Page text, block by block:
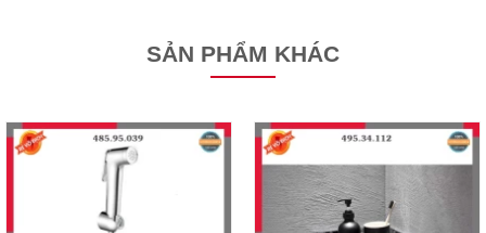
SẢN PHẨM KHÁC